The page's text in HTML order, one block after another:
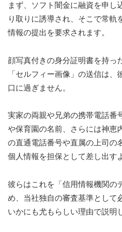
まず、ソフト闇金に融資を申し
り取りに誘導され、そこで常軌
情報の提出を要求されます。
顔写真付きの身分証明書を持っ
「セルフィー画像」の送信は
口に過ぎません。
実家の両親や兄弟の携帯電話番
や保育園の名前、さらには神恵
の直通電話番号や直属の上司の
個人情報を担保として差し出す
彼らはこれを「信用情報機関の
め、当社独自の審査基準として
いかにも尤もらしい理由で説明